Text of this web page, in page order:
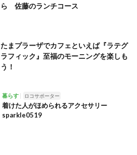
ら 佐藤のランチコース
たまプラーザでカフェといえば『ラテグ
ラフィック』至福のモーニングを楽しも
う！
暮らす ロコサポーター
着けた人がほめられるアクセサリー
sparkle0519